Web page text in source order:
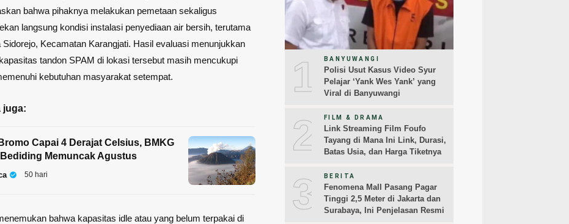
bahwa pihaknya melakukan pemetaan sekaligus
langsung kondisi instalasi penyediaan air bersih, terutama
Sidorejo, Kecamatan Karangjati. Hasil evaluasi menunjukkan
tandon SPAM di lokasi tersebut masih mencukupi
kebutuhan masyarakat setempat.
juga:
Capai 4 Derajat Celsius, BMKG
Memuncak Agustus
50 hari
bahwa kapasitas idle atau yang belum terpakai di
1 BANYUWANGI
Polisi Usut Kasus Video Syur
Pelajar ‘Yank Wes Yank’ yang
Viral di Banyuwangi
2 FILM & DRAMA
Link Streaming Film Foufo
Tayang di Mana Ini Link, Durasi,
Batas Usia, dan Harga Tiketnya
3 BERITA
Fenomena Mall Pasang Pagar
Tinggi 2,5 Meter di Jakarta dan
Surabaya, Ini Penjelasan Resmi